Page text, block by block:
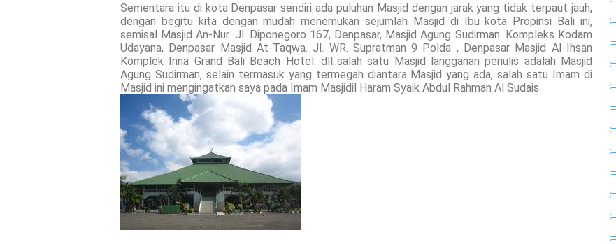
Sementara itu di kota Denpasar sendiri ada puluhan Masjid dengan jarak yang tidak terpaut jauh,
dengan begitu kita dengan mudah menemukan sejumlah Masjid di Ibu kota Propinsi Bali ini,
semisal Masjid An-Nur. Jl. Diponegoro 167, Denpasar, Masjid Agung Sudirman. Kompleks Kodam
Udayana, Denpasar Masjid At-Taqwa. Jl. WR. Supratman 9 Polda , Denpasar Masjid Al Ihsan
Komplek Inna Grand Bali Beach Hotel. dll..salah satu Masjid langganan penulis adalah Masjid
Agung Sudirman, selain termasuk yang termegah diantara Masjid yang ada, salah satu Imam di
Masjid ini mengingatkan saya pada Imam Masjidil Haram Syaik Abdul Rahman Al Sudais